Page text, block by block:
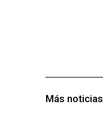
Más noticias